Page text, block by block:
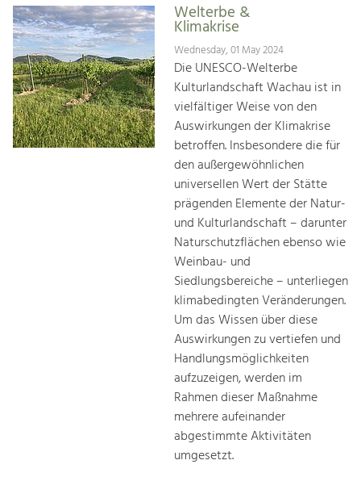
Welterbe &
Klimakrise
Wednesday, 01 May 2024
Die UNESCO-Welterbe
Kulturlandschaft Wachau ist in
vielfältiger Weise von den
Auswirkungen der Klimakrise
betroffen. Insbesondere die für
den außergewöhnlichen
universellen Wert der Stätte
prägenden Elemente der Natur-
und Kulturlandschaft – darunter
Naturschutzflächen ebenso wie
Weinbau- und
Siedlungsbereiche – unterliegen
klimabedingten Veränderungen.
Um das Wissen über diese
Auswirkungen zu vertiefen und
Handlungsmöglichkeiten
aufzuzeigen, werden im
Rahmen dieser Maßnahme
mehrere aufeinander
abgestimmte Aktivitäten
umgesetzt.